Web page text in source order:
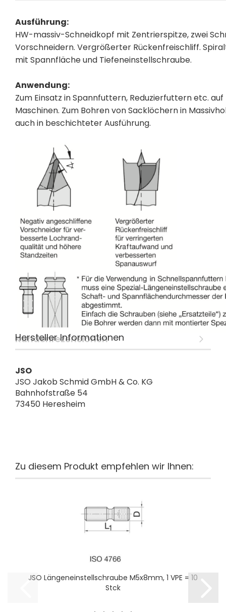
Ausführung:
HW-massiv-Schneidkopf mit Zentrierspitze, zwei
Vorschneidern. Vergrößerter Rückenfreischliff.
mit Spannfläche und Tiefeneinstellschraube.
Anwendung:
Zum Einsatz in Spannfuttern, Reduzierfuttern etc.
Maschinen. Zum Bohren von Sacklöchern in
auch in beschichteter Ausführung.
Kundenrezensionen
Hersteller Informationen
JSO
JSO Jakob Schmid GmbH & Co. KG
Bahnhofstraße 54
73450 Heresheim
Zu diesem Produkt empfehlen wir Ihnen:
JSO Längeneinstellschraube M5x8mm, 1 VPE = 10
Stck